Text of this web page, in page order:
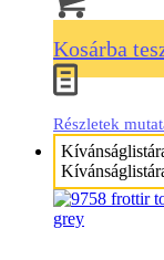
Kosárba
Részletek